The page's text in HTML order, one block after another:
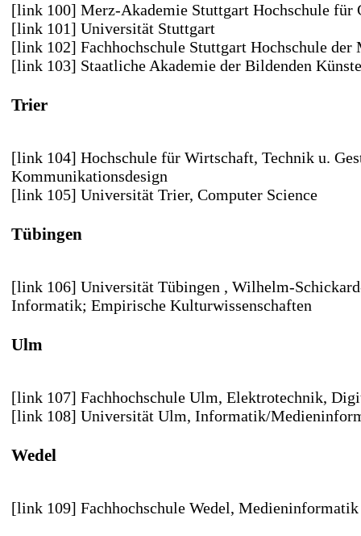
[link 100] Merz-Akademie Stuttgart Hochschule für
[link 101] Universität Stuttgart
[link 102] Fachhochschule Stuttgart Hochschule der
[link 103] Staatliche Akademie der Bildenden
Trier
[link 104] Hochschule für Wirtschaft, Technik u.
Kommunikationsdesign
[link 105] Universität Trier, Computer Science
Tübingen
[link 106] Universität Tübingen , Wilhelm-
Informatik; Empirische Kulturwissenschaften
Ulm
[link 107] Fachhochschule Ulm, Elektrotechnik,
[link 108] Universität Ulm, Informatik/
Wedel
[link 109] Fachhochschule Wedel, Medieninformatik